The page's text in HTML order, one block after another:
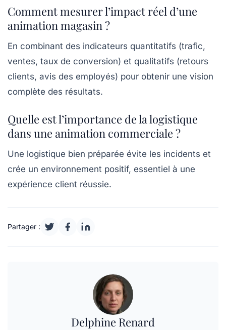
Comment mesurer l’impact réel d’une
animation magasin ?
En combinant des indicateurs quantitatifs (trafic,
ventes, taux de conversion) et qualitatifs (retours
clients, avis des employés) pour obtenir une vision
complète des résultats.
Quelle est l’importance de la logistique
dans une animation commerciale ?
Une logistique bien préparée évite les incidents et
crée un environnement positif, essentiel à une
expérience client réussie.
Partager :
Delphine Renard